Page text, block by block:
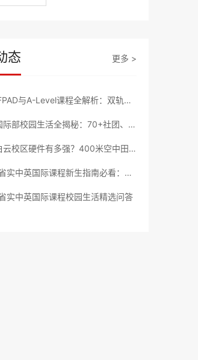
态 更多 >
省实IFPAD与A-Level课程全解析：双轨并行，升学路径如何选？初中升高中如何平稳过渡？
省实国际部校园生活全揭秘：70+社团、五大节传统、手机严格管理
省实白云校区硬件有多强？400米空中田径场+50米泳池+智慧食堂一探究竟
2026省实中英国际课程新生指南必看：课程、校园、食宿、社团全解答
实中英国际课程校园生活精选问答